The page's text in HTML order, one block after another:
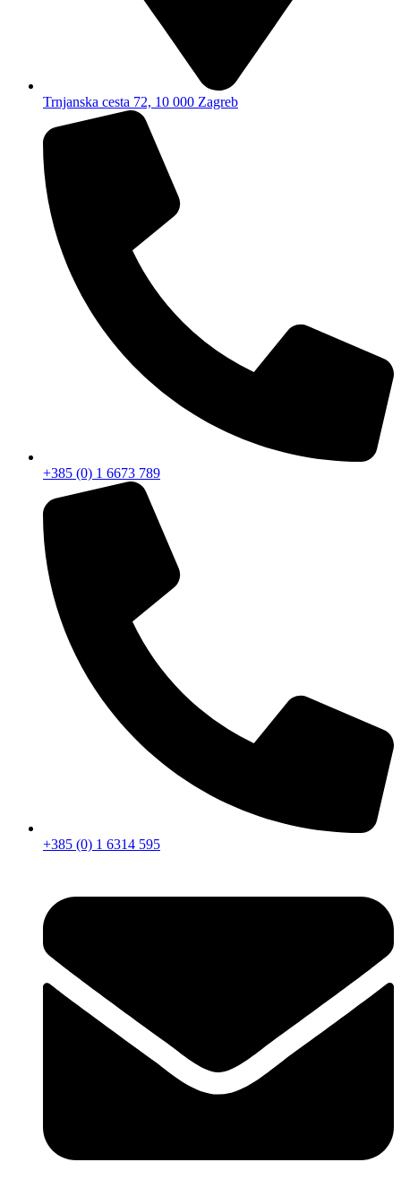
Trnjanska cesta 72, 10 000 Zagreb
+385 (0) 1 6673 789
+385 (0) 1 6314 595